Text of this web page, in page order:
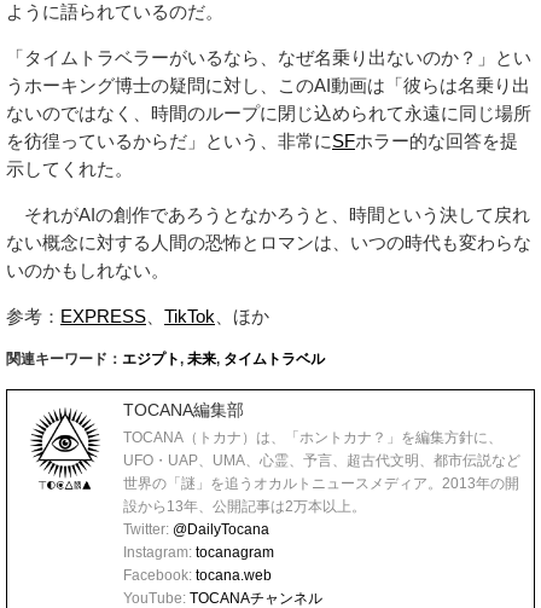
ように語られているのだ。
「タイムトラベラーがいるなら、なぜ名乗り出ないのか？」とい
うホーキング博士の疑問に対し、このAI動画は「彼らは名乗り出
ないのではなく、時間のループに閉じ込められて永遠に同じ場所
を彷徨っているからだ」という、非常にSFホラー的な回答を提
示してくれた。
それがAIの創作であろうとなかろうと、時間という決して戻れ
ない概念に対する人間の恐怖とロマンは、いつの時代も変わらな
いのかもしれない。
参考： EXPRESS TikTok 、ほか
関連キーワード： エジプト, 未来, タイムトラベル
TOCANA編集部
TOCANA（トカナ）は、「ホントカナ？」を編集方針に、
UFO・UAP、UMA、心霊、予言、超古代文明、都市伝説など
世界の「謎」を追うオカルトニュースメディア。2013年の開
設から13年、公開記事は2万本以上。
Twitter: @DailyTocana
Instagram: tocanagram
Facebook: tocana.web
YouTube: TOCANAチャンネル